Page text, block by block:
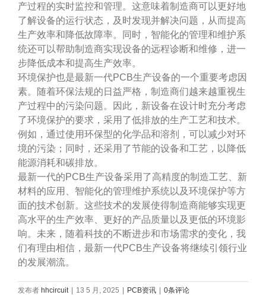
产过程的实时监控和管理。这意味着制造商可以更好地
了解设备的运行状态，及时发现并解决问题，从而提高
生产效率和降低故障率。同时，智能化的管理和维护系
统还可以帮助制造商实现设备的远程诊断和维修，进一
步降低成本和提高生产效率。
环境保护也是最新一代PCB生产设备的一个重要考虑因
素。随着环保法规的日益严格，制造商们越来越重视生
产过程中的污染问题。因此，新设备在设计时充分考虑
了环境保护的要求，采用了低排放的生产工艺和技术。
例如，通过使用环保型的化学品和溶剂，可以减少对环
境的污染；同时，还采用了节能的设备和工艺，以降低
能源消耗和碳排放。
最新一代的PCB生产设备采用了高精度的制造工艺、新
材料的应用、智能化的管理维护系统以及环境保护等方
面的技术创新。这些技术的发展使得制造商能够实现更
高水平的生产效率、更好的产品质量以及更低的环境影
响。未来，随着科技的不断进步和市场需求的变化，我
们有理由相信，最新一代PCB生产设备将继续引领行业
的发展潮流。
发布者 hhcircuit 13 5 月, 2025 PCB资讯 0条评论